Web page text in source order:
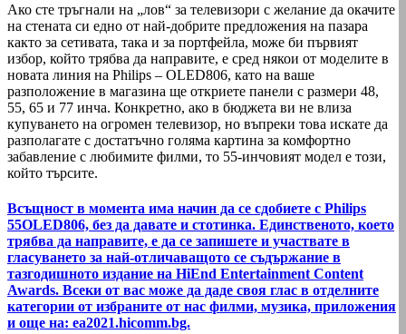
Ако сте тръгнали на „лов“ за телевизори с желание да окачите
на стената си едно от най-добрите предложения на пазара
както за сетивата, така и за портфейла, може би първият
избор, който трябва да направите, е сред някои от моделите в
новата линия на Philips – OLED806, като на ваше
разположение в магазина ще откриете панели с размери 48,
55, 65 и 77 инча. Конкретно, ако в бюджета ви не влиза
купуването на огромен телевизор, но въпреки това искате да
разполагате с достатъчно голяма картина за комфортно
забавление с любимите филми, то 55-инчовият модел е този,
който търсите.
Всъщност в момента има начин да се сдобиете с Philips
55OLED806, без да давате и стотинка. Единственото, което
трябва да направите, е да се запишете и участвате в
гласуването за най-отличаващото се съдържание в
тазгодишното издание на HiEnd Entertainment Content
Awards. Всеки от вас може да даде своя глас в отделните
категории от избраните от нас филми, музика, приложения
и още на: ea2021.hicomm.bg.